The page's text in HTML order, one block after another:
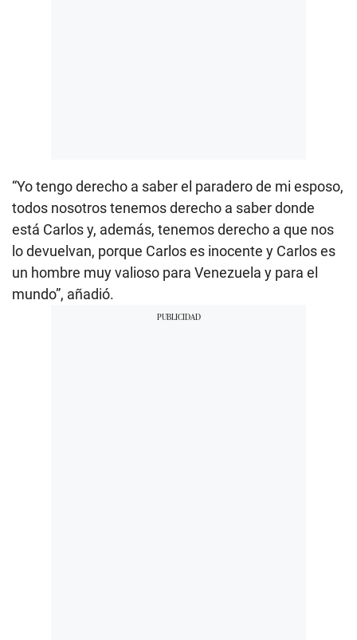
“Yo tengo derecho a saber el paradero de mi esposo,
todos nosotros tenemos derecho a saber donde
está Carlos y, además, tenemos derecho a que nos
lo devuelvan, porque Carlos es inocente y Carlos es
un hombre muy valioso para Venezuela y para el
mundo”, añadió.